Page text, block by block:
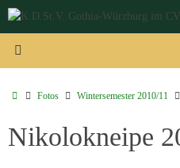
Zum
springen
StartFotos Wintersemester 2010/11
Nikolokneipe